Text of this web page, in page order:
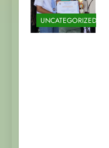
UNCATEGORIZED